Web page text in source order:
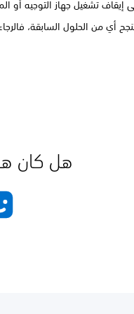
تشغيل جهاز التوجيه أو المودم وانتظر 5 دقائق على
أي من الحلول السابقة،
هل كان